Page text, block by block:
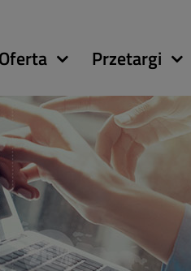
Oferta Przetargi